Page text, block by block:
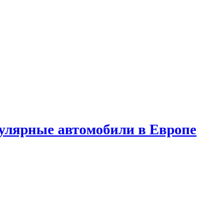
автомобили в Европе